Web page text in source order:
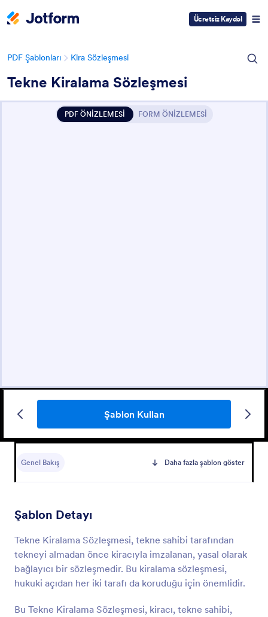
Ücretsiz Kaydol
PDF Şablonları Kira Sözleşmesi
Tekne Kiralama Sözleşmesi
PDF ÖNİZLEMESİ FORM ÖNİZLEMESİ
Şablon Kullan
Genel Bakış Daha fazla şablon göster
Şablon Detayı
Tekne Kiralama Sözleşmesi, tekne sahibi tarafından
tekneyi almadan önce kiracıyla imzalanan, yasal olarak
bağlayıcı bir sözleşmedir. Bu kiralama sözleşmesi,
hukuki açıdan her iki tarafı da koruduğu için önemlidir.
Bu Tekne Kiralama Sözleşmesi, kiracı, tekne sahibi,